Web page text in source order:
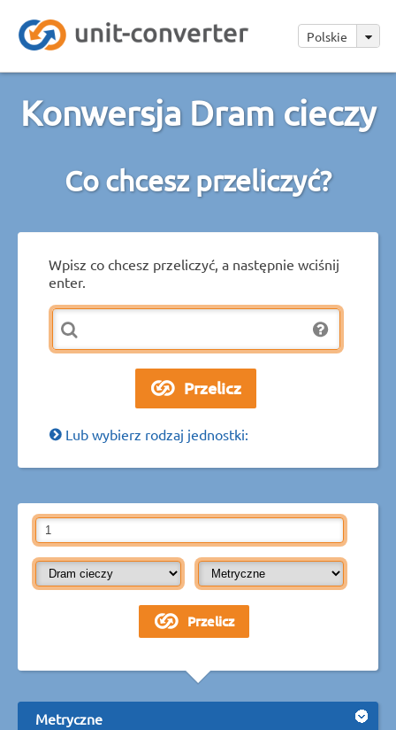
Polskie
Konwersja Dram cieczy
Co chcesz przeliczyć?
Wpisz co chcesz przeliczyć, a następnie wciśnij
enter.
Lub wybierz rodzaj jednostki:
Metryczne